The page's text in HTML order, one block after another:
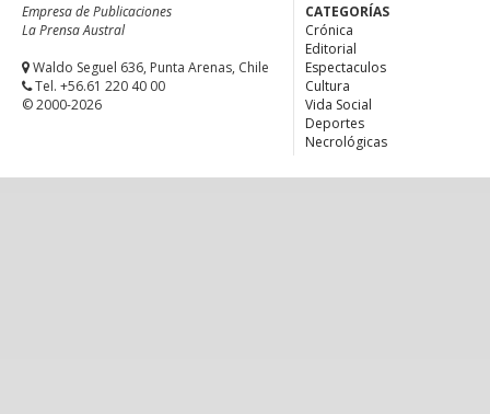
Empresa de Publicaciones
La Prensa Austral
Waldo Seguel 636, Punta Arenas, Chile
Tel. +56.61 220 40 00
© 2000-2026
CATEGORÍAS
Crónica
Editorial
Espectaculos
Cultura
Vida Social
Deportes
Necrológicas